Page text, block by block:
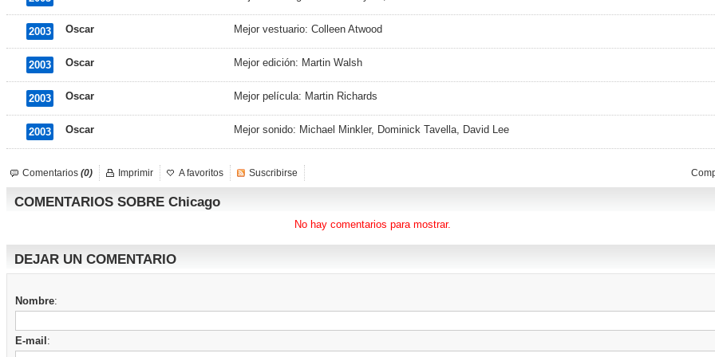
2003 Oscar Mejor vestuario: Colleen Atwood
2003 Oscar Mejor edición: Martin Walsh
2003 Oscar Mejor película: Martin Richards
2003 Oscar Mejor sonido: Michael Minkler, Dominick Tavella, David Lee
Comentarios (0) Imprimir A favoritos Suscribirse
COMENTARIOS SOBRE Chicago
No hay comentarios para mostrar.
DEJAR UN COMENTARIO
Nombre:
E-mail :